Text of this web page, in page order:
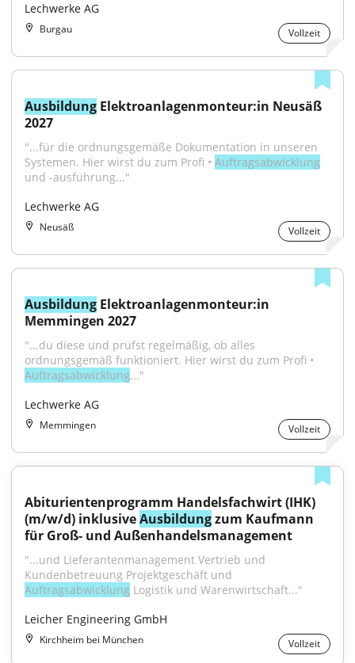
Lechwerke AG
Burgau Vollzeit
Ausbildung Elektroanlagenmonteur:in Neusäß
2027
"...für die ordnungsgemäße Dokumentation in unseren
Systemen. Hier wirst du zum Profi • Auftragsabwicklung
und -ausführung..."
Lechwerke AG
Neusäß Vollzeit
Ausbildung Elektroanlagenmonteur:in
Memmingen 2027
"...du diese und prüfst regelmäßig, ob alles
Auftragsabwicklung..."
Lechwerke AG
Memmingen Vollzeit
Abiturientenprogramm Handelsfachwirt (IHK)
(m/w/d) inklusive Ausbildung zum Kaufmann
für Groß- und Außenhandelsmanagement
"...und Lieferantenmanagement Vertrieb und
Auftragsabwicklung Logistik und Warenwirtschaft..."
Leicher Engineering GmbH
Kirchheim bei München Vollzeit